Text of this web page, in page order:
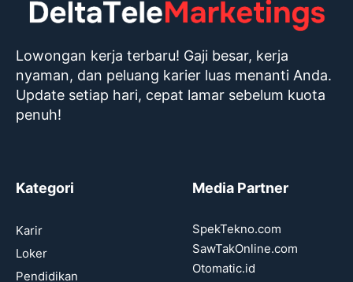
Lowongan kerja terbaru! Gaji besar, kerja
nyaman, dan peluang karier luas menanti Anda.
Update setiap hari, cepat lamar sebelum kuota
penuh!
Kategori
Karir
Loker
Pendidikan
Media Partner
SpekTekno.com
SawTakOnline.com
Otomatic.id